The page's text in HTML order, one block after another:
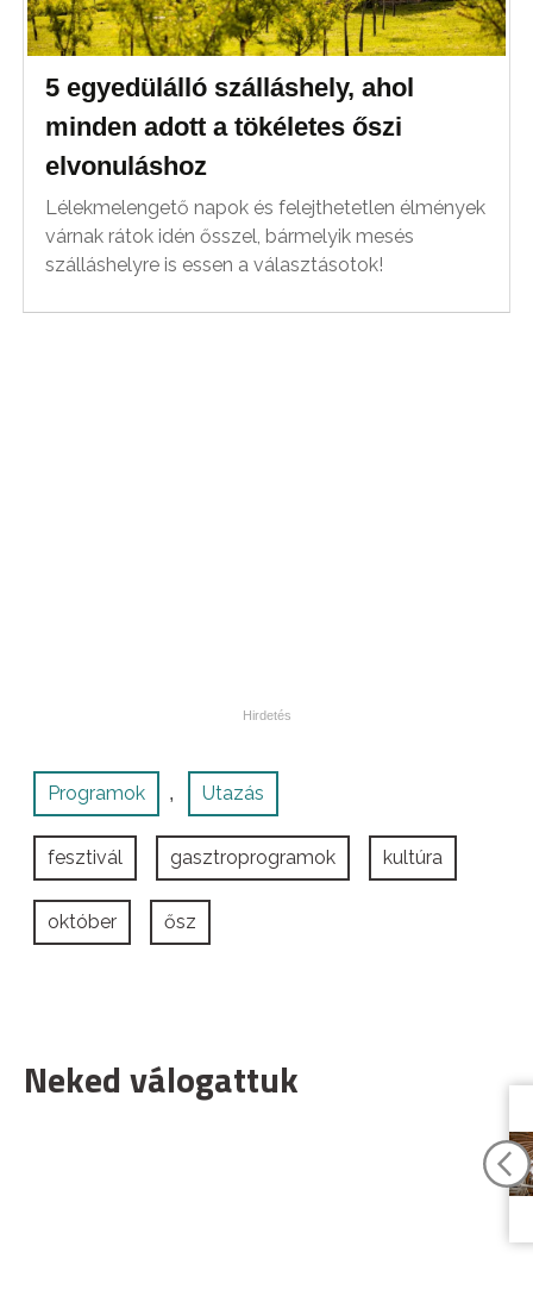
5 egyedülálló szálláshely, ahol
minden adott a tökéletes őszi
elvonuláshoz
Lélekmelengető napok és felejthetetlen élmények
várnak rátok idén ősszel, bármelyik mesés
szálláshelyre is essen a választásotok!
Programok , Utazás
fesztivál gasztroprogramok kultúra
október ősz
Neked válogattuk